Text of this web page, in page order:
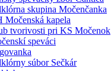
skupina Močenčanka
Močenská kapela
tvorivosti pri KS Močenok
speváci
súbor Sečkár